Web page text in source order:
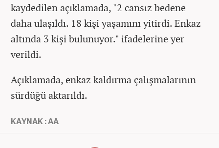
kaydedilen açıklamada, "2 cansız bedene
daha ulaşıldı. 18 kişi yaşamını yitirdi. Enkaz
altında 3 kişi bulunuyor." ifadelerine yer
verildi.
Açıklamada, enkaz kaldırma çalışmalarının
sürdüğü aktarıldı.
KAYNAK : AA